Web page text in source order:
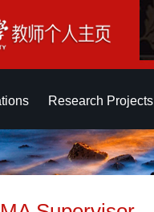
Research Projects